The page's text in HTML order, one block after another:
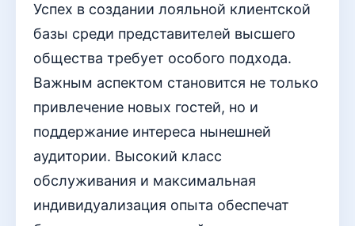
Успех в создании лояльной клиентской
базы среди представителей высшего
общества требует особого подхода.
Важным аспектом становится не только
привлечение новых гостей, но и
поддержание интереса нынешней
аудитории. Высокий класс
обслуживания и максимальная
индивидуализация опыта обеспечат